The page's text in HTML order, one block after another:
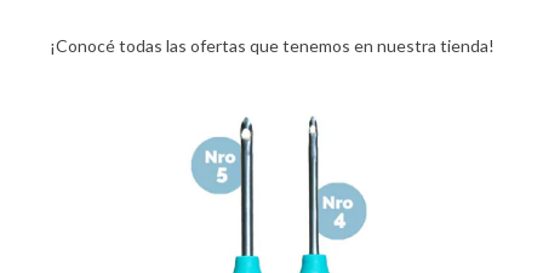
¡Conocé todas las ofertas que tenemos en nuestra tienda!